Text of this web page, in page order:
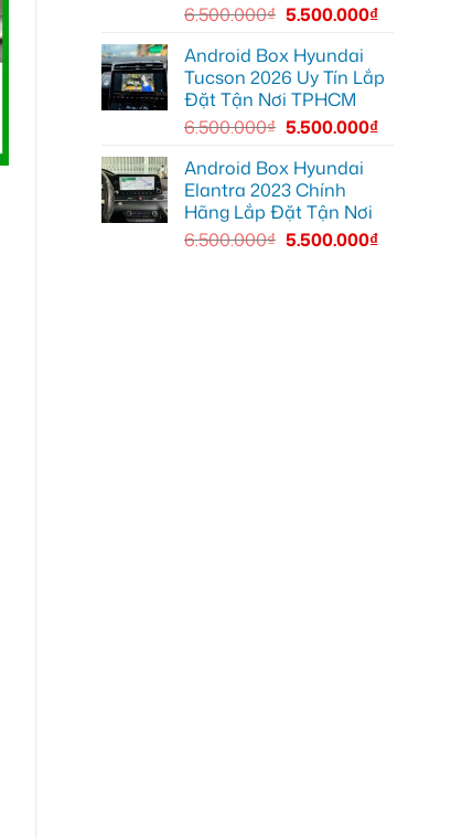
6.500.000₫ 5.500.000₫
Android Box Hyundai
Tucson 2026 Uy Tín Lắp
Đặt Tận Nơi TPHCM
6.500.000₫ 5.500.000₫
Android Box Hyundai
Elantra 2023 Chính
Hãng Lắp Đặt Tận Nơi
6.500.000₫ 5.500.000₫